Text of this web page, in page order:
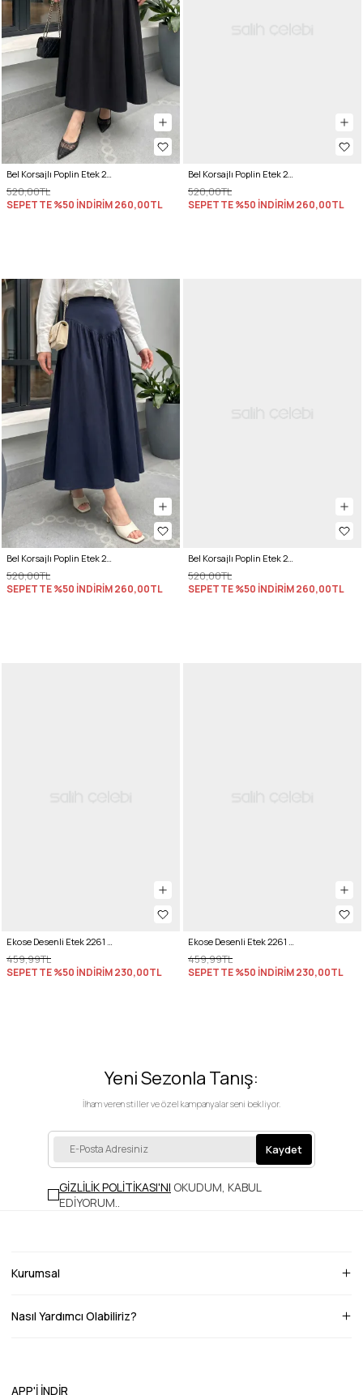
Bel Korsajlı Poplin Etek 26061 - SİYAH
520,00TL
SEPETTE %50 İNDİRİM260,00TL
Bel Korsajlı Poplin Etek 26061 - KIRMIZI
520,00TL
SEPETTE %50 İNDİRİM260,00TL
520,00TL
SEPETTE %50 İNDİRİM260,00TL
520,00TL
SEPETTE %50 İNDİRİM260,00TL
459,99TL
SEPETTE %50 İNDİRİM230,00TL
459,99TL
SEPETTE %50 İNDİRİM230,00TL
Yeni Sezonla Tanış:
İlham veren stiller ve özel kampanyalar seni bekliyor.
Kaydet
GİZLİLİK POLİTİKASI'NI OKUDUM, KABUL
EDİYORUM.
Kurumsal
Nasıl Yardımcı Olabiliriz?
APP'İ İNDİR